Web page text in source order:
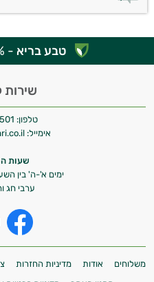
טבע בריא - 100% קנייה בטוחה
שירות
טלפון:
אימייל: info@tevabari.co.il
שעות
ימים א'-ה' בין השעות
ערבי חג
משלוחים אודות מדיניות החזרות